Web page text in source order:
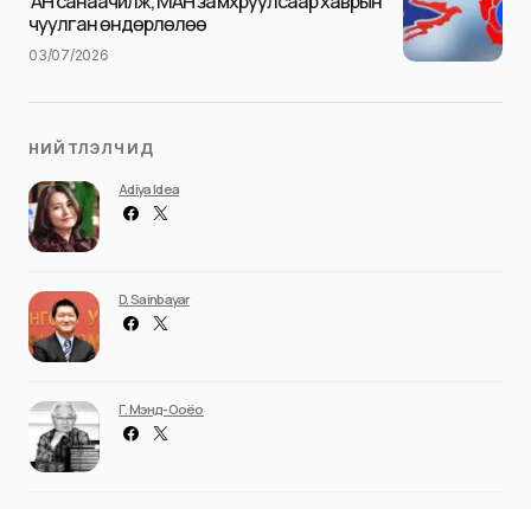
чуулган өндөрлөлөө
03/07/2026
НИЙТЛЭЛЧИД
Adiya Idea
D. Sainbayar
Г. Мэнд-Ооёо